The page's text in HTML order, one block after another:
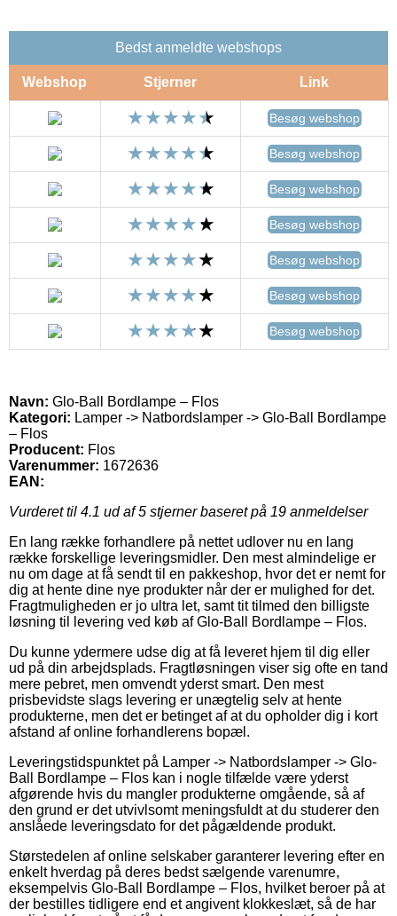
Bedst anmeldte webshops
Webshop Stjerner Link
Besøg webshop
Besøg webshop
Besøg webshop
Besøg webshop
Besøg webshop
Besøg webshop
Besøg webshop
Navn: Glo-Ball Bordlampe – Flos
Kategori: Lamper -> Natbordslamper -> Glo-Ball Bordlampe
– Flos
Producent: Flos
Varenummer: 1672636
EAN:
Vurderet til 4.1 ud af 5 stjerner baseret på 19 anmeldelser
En lang række forhandlere på nettet udlover nu en lang
række forskellige leveringsmidler. Den mest almindelige er
nu om dage at få sendt til en pakkeshop, hvor det er nemt for
dig at hente dine nye produkter når der er mulighed for det.
Fragtmuligheden er jo ultra let, samt tit tilmed den billigste
løsning til levering ved køb af Glo-Ball Bordlampe – Flos.
Du kunne ydermere udse dig at få leveret hjem til dig eller
ud på din arbejdsplads. Fragtløsningen viser sig ofte en tand
mere pebret, men omvendt yderst smart. Den mest
prisbevidste slags levering er unægtelig selv at hente
produkterne, men det er betinget af at du opholder dig i kort
afstand af online forhandlerens bopæl.
Leveringstidspunktet på Lamper -> Natbordslamper -> Glo-
Ball Bordlampe – Flos kan i nogle tilfælde være yderst
afgørende hvis du mangler produkterne omgående, så af
den grund er det utvivlsomt meningsfuldt at du studerer den
anslåede leveringsdato for det pågældende produkt.
Størstedelen af online selskaber garanterer levering efter en
enkelt hverdag på deres bedst sælgende varenumre,
eksempelvis Glo-Ball Bordlampe – Flos, hvilket beroer på at
der bestilles tidligere end et angivent klokkeslæt, så de har